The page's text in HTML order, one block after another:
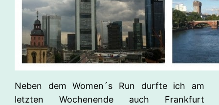
Neben dem Women´s Run durfte ich am
letzten Wochenende auch Frankfurt